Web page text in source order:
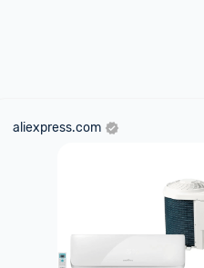
aliexpress.com